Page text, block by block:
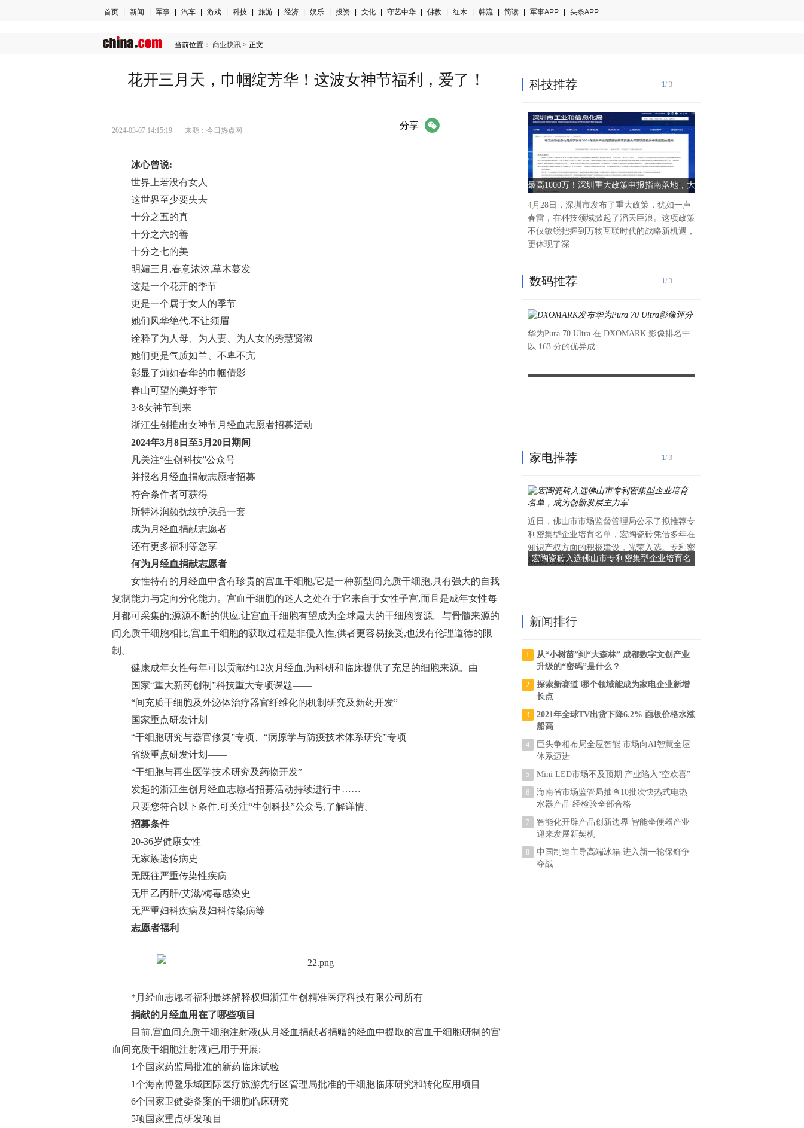
首页 新闻 军事 汽车 游戏 科技 旅游 经济 娱乐 投资 文化 守艺中华 佛教 红木 韩流 简读 军事APP 头条APP
当前位置： 商业快讯 > 正文
花开三月天，巾帼绽芳华！这波女神节福利，爱了！​
2024-03-07 14:15:19 来源：今日热点网 分享
冰心曾说:
世界上若没有女人
这世界至少要失去
十分之五的真
十分之六的善
十分之七的美
明媚三月,春意浓浓,草木蔓发
这是一个花开的季节
更是一个属于女人的季节
她们风华绝代,不让须眉
诠释了为人母、为人妻、为人女的秀慧贤淑
她们更是气质如兰、不卑不亢
彰显了灿如春华的巾帼倩影
春山可望的美好季节
3·8女神节到来
浙江生创推出女神节月经血志愿者招募活动
2024年3月8日至5月20日期间
凡关注“生创科技”公众号
并报名月经血捐献志愿者招募
符合条件者可获得
斯特沐润颜抚纹护肤品一套
成为月经血捐献志愿者
还有更多福利等您享
何为月经血捐献志愿者
女性特有的月经血中含有珍贵的宫血干细胞,它是一种新型间充质干细胞,具有强大的自我
复制能力与定向分化能力。宫血干细胞的迷人之处在于它来自于女性子宫,而且是成年女性每
月都可采集的;源源不断的供应,让宫血干细胞有望成为全球最大的干细胞资源。与骨髓来源的
间充质干细胞相比,宫血干细胞的获取过程是非侵入性,供者更容易接受,也没有伦理道德的限
制。
健康成年女性每年可以贡献约12次月经血,为科研和临床提供了充足的细胞来源。由
国家“重大新药创制”科技重大专项课题——
“间充质干细胞及外泌体治疗器官纤维化的机制研究及新药开发”
国家重点研发计划——
“干细胞研究与器官修复”专项、“病原学与防疫技术体系研究”专项
省级重点研发计划——
“干细胞与再生医学技术研究及药物开发”
发起的浙江生创月经血志愿者招募活动持续进行中……
只要您符合以下条件,可关注“生创科技”公众号,了解详情。
招募条件
20-36岁健康女性
无家族遗传病史
无既往严重传染性疾病
无甲乙丙肝/艾滋/梅毒感染史
无严重妇科疾病及妇科传染病等
志愿者福利
*月经血志愿者福利最终解释权归浙江生创精准医疗科技有限公司所有
捐献的月经血用在了哪些项目
目前,宫血间充质干细胞注射液(从月经血捐献者捐赠的经血中提取的宫血干细胞研制的宫
血间充质干细胞注射液)已用于开展:
1个国家药监局批准的新药临床试验
1个海南博鳌乐城国际医疗旅游先行区管理局批准的干细胞临床研究和转化应用项目
6个国家卫健委备案的干细胞临床研究
5项国家重点研发项目
科技推荐
最高1000万！深圳重大政策申报指南落地，大
手笔资助鸿蒙生态企业
4月28日，深圳市发布了重大政策，犹如一声
春雷，在科技领域掀起了滔天巨浪。这项政策
不仅敏锐把握到万物互联时代的战略新机遇，
更体现了深
1/ 3
数码推荐
华为Pura 70 Ultra 在 DXOMARK 影像排名中
以 163 分的优异成
1/ 3
家电推荐
宏陶瓷砖入选佛山市专利密集型企业培育名
近日，佛山市市场监督管理局公示了拟推荐专
利密集型企业培育名单，宏陶瓷砖凭借多年在
知识产权方面的积极建设，光荣入选。专利密
集聚力发展
1/ 3
新闻排行
1
从“小树苗”到“大森林” 成都数字文创产业
升级的“密码”是什么？
2
探索新赛道 哪个领域能成为家电企业新增
长点
3
2021年全球TV出货下降6.2% 面板价格水涨
船高
4
巨头争相布局全屋智能 市场向AI智慧全屋
体系迈进
5 Mini LED市场不及预期 产业陷入“空欢喜”
6
海南省市场监管局抽查10批次快热式电热
水器产品 经检验全部合格
7
智能化开辟产品创新边界 智能坐便器产业
迎来发展新契机
8
中国制造主导高端冰箱 进入新一轮保鲜争
夺战